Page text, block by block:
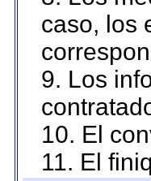
caso, los
9. Los
10. El
11. El